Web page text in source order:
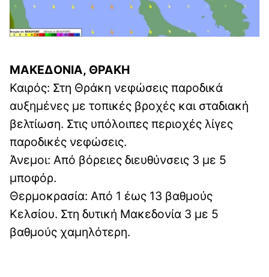
ΜΑΚΕΔΟΝΙΑ, ΘΡΑΚΗ
Καιρός: Στη Θράκη νεφώσεις παροδικά
αυξημένες με τοπικές βροχές και σταδιακή
βελτίωση. Στις υπόλοιπες περιοχές λίγες
παροδικές νεφώσεις.
Άνεμοι: Από βόρειες διευθύνσεις 3 με 5
μποφόρ.
Θερμοκρασία: Από 1 έως 13 βαθμούς
Κελσίου. Στη δυτική Μακεδονία 3 με 5
βαθμούς χαμηλότερη.